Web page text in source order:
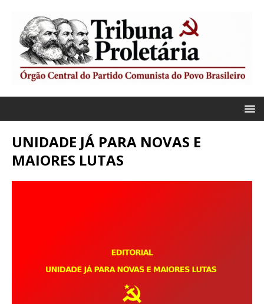
UNIDADE JÁ PARA NOVAS E
MAIORES LUTAS